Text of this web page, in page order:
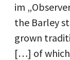
im
the Barley
grown
[…] of which